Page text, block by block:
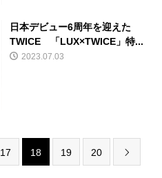
日本デビュー6周年を迎えた
TWICE 「LUX×TWICE」特...
2023.07.03
17 18 19 20 